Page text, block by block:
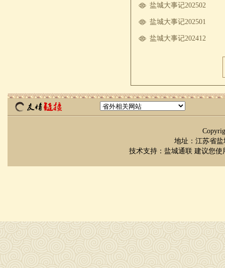
盐城大事记202502
盐城大事记202501
盐城大事记202412
地址：江苏省盐
技术支持： 盐城通联 建议您使